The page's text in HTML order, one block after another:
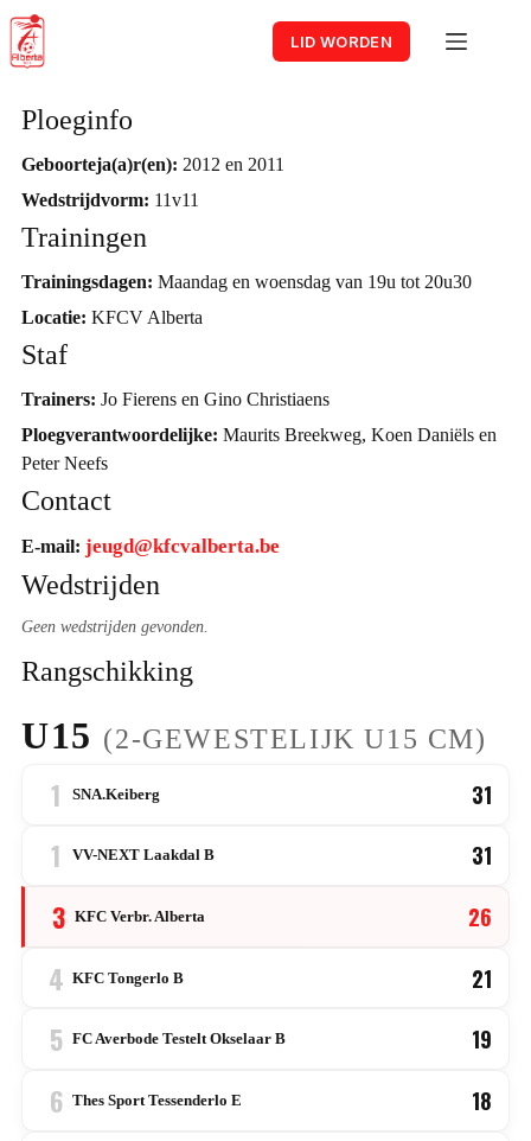
content
LID WORDEN
U15
Ploeginfo
Geboorteja(a)r(en): 2012 en 2011
Wedstrijdvorm: 11v11
Trainingen
Trainingsdagen: Maandag en woensdag van 19u tot 20u30
Locatie: KFCV Alberta
Staf
Trainers: Jo Fierens en Gino Christiaens
Ploegverantwoordelijke: Maurits Breekweg, Koen Daniëls en
Peter Neefs
Contact
E-mail: jeugd@kfcvalberta.be
Wedstrijden
Geen wedstrijden gevonden.
Rangschikking
U15 (2-GEWESTELIJK U15 CM)
1 SNA.Keiberg 31
1 VV-NEXT Laakdal B 31
3 KFC Verbr. Alberta 26
4 KFC Tongerlo B 21
5 FC Averbode Testelt Okselaar B 19
6 Thes Sport Tessenderlo E 18